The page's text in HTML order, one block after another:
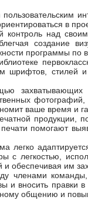
в
над
создание
программы по
шрифтов, стилей
захватывающих
ваше время и
продукции,
помогают
легко
с легкостью,
и обеспечивая им
членами
и вносить
общению и